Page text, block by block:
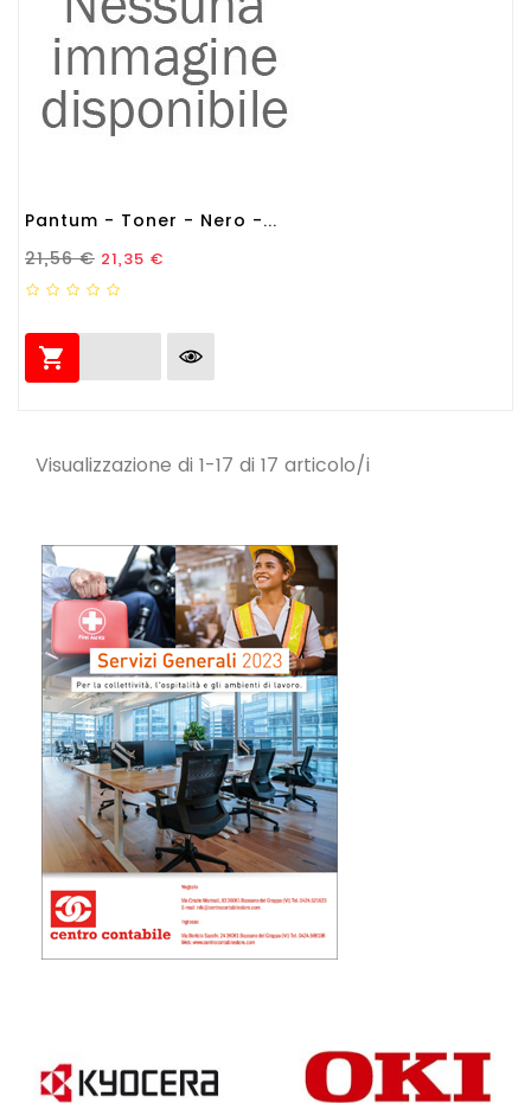
Pantum - Toner - Nero -...
Prezzo Standard
21,56 € Prezzo
21,35 €

Visualizzazione di 1-17 di 17 articolo/i